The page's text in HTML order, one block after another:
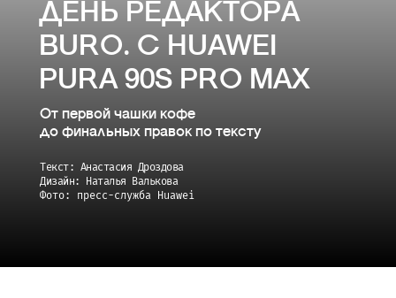
ДЕНЬ РЕДАКТОРА
BURO. С HUAWEI
PURA 90S PRO MAX
От первой чашки кофе
до финальных правок по тексту
Текст: Анастасия Дроздова
Дизайн: Наталья Валькова
Фото: пресс-служба Huawei